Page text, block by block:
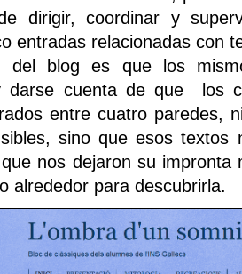
dirigir, coordinar y
entradas relacionadas con
del blog es que los
darse cuenta de que los
entre cuatro paredes,
sino que esos
nos dejaron su
alrededor para descubrirla.